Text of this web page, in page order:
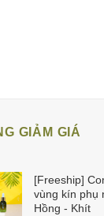
GIẢM GIÁ
[Freeship]
vùng kín phụ
Hồng - Khít